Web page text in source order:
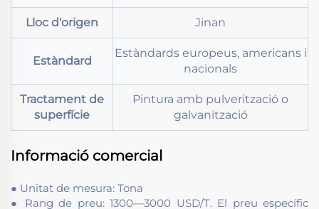
Lloc d'origen Jinan
Estàndard
Estàndards europeus, americans i
nacionals
Tractament de
superfície
Pintura amb pulverització o
galvanització
Informació comercial
● Unitat de mesura: Tona
● Rang de preu: 1300—3000 USD/T. El preu específic